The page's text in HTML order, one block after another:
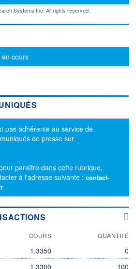
Systems Inc. All rights reserved.
en cours
pas adhérente au service de
de presse sur
paraître dans cette rubrique,
à l'adresse suivante : contact-
COURS QUANTITÉ
1,3350
0
1,3300 100